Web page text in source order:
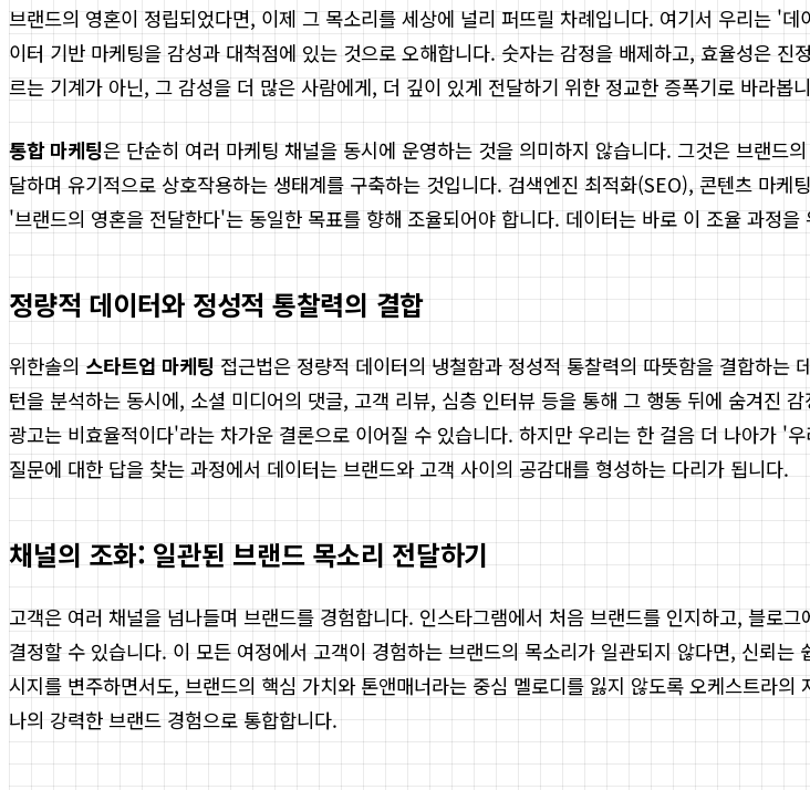
브랜드의 영혼이 정립되었다면, 이제 그 목소리를 세상에 널리 퍼뜨릴 차례입니다. 여기서 우리는 '
이터 기반 마케팅을 감성과 대척점에 있는 것으로 오해합니다. 숫자는 감정을 배제하고, 효율성은
르는 기계가 아닌, 그 감성을 더 많은 사람에게, 더 깊이 있게 전달하기 위한 정교한 증폭기로 바라봅
통합 마케팅은 단순히 여러 마케팅 채널을 동시에 운영하는 것을 의미하지 않습니다. 그것은 브랜드
달하며 유기적으로 상호작용하는 생태계를 구축하는 것입니다. 검색엔진 최적화(SEO), 콘텐츠 마
'브랜드의 영혼을 전달한다'는 동일한 목표를 향해 조율되어야 합니다. 데이터는 바로 이 조율 과정
정량적 데이터와 정성적 통찰력의 결합
위한솔의 스타트업 마케팅 접근법은 정량적 데이터의 냉철함과 정성적 통찰력의 따뜻함을 결합하
턴을 분석하는 동시에, 소셜 미디어의 댓글, 고객 리뷰, 심층 인터뷰 등을 통해 그 행동 뒤에 숨겨진
광고는 비효율적이다'라는 차가운 결론으로 이어질 수 있습니다. 하지만 우리는 한 걸음 더 나아가 '
질문에 대한 답을 찾는 과정에서 데이터는 브랜드와 고객 사이의 공감대를 형성하는 다리가 됩니다.
채널의 조화: 일관된 브랜드 목소리 전달하기
고객은 여러 채널을 넘나들며 브랜드를 경험합니다. 인스타그램에서 처음 브랜드를 인지하고, 블로
결정할 수 있습니다. 이 모든 여정에서 고객이 경험하는 브랜드의 목소리가 일관되지 않다면, 신뢰는
시지를 변주하면서도, 브랜드의 핵심 가치와 톤앤매너라는 중심 멜로디를 잃지 않도록 오케스트라
나의 강력한 브랜드 경험으로 통합합니다.